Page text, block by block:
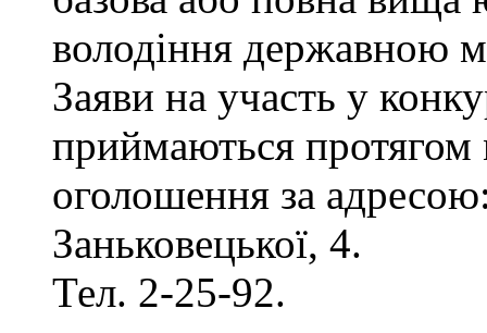
володіння державною
Заяви на участь у
приймаються протягом
оголошення за
Заньковецької, 4.
Тел. 2-25-92.